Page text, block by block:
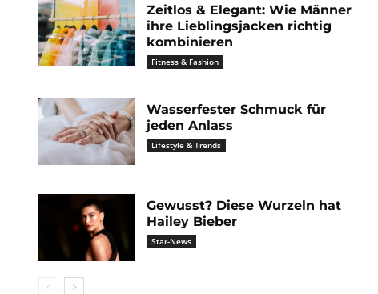
Zeitlos & Elegant: Wie Männer
ihre Lieblingsjacken richtig
kombinieren
Fitness & Fashion
Wasserfester Schmuck für
jeden Anlass
Lifestyle & Trends
Gewusst? Diese Wurzeln hat
Hailey Bieber
Star-News